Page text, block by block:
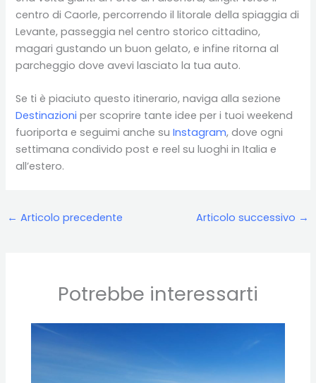
centro di Caorle, percorrendo il litorale della spiaggia di
Levante, passeggia nel centro storico cittadino,
magari gustando un buon gelato, e infine ritorna al
parcheggio dove avevi lasciato la tua auto.
Se ti è piaciuto questo itinerario, naviga alla sezione
Destinazioni per scoprire tante idee per i tuoi weekend
fuoriporta e seguimi anche su Instagram, dove ogni
settimana condivido post e reel su luoghi in Italia e
all’estero.
← Articolo precedente Articolo successivo →
Potrebbe interessarti